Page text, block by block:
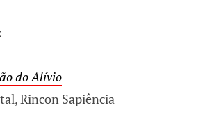
do Alívio
Rincon Sapiência